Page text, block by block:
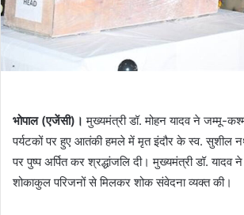
भोपाल (एजेंसी)।मुख्यमंत्री डॉ. मोहन यादव ने जम्मू-
पर्यटकों पर हुए आतंकी हमले में मृत इंदौर के स्व. सुशील
पर पुष्प अर्पित कर श्रद्धांजलि दी। मुख्यमंत्री डॉ. यादव ने
शोकाकुल परिजनों से मिलकर शोक संवेदना व्यक्त की।